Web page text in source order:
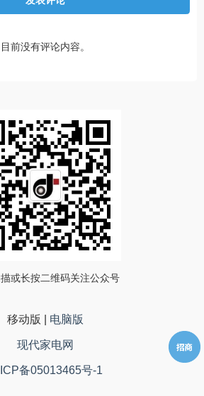
目前没有评论内容。
或长按二维码关注公众号
移动版 电脑版
现代家电网
备05013465号-1